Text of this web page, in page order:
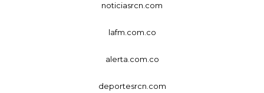
noticiasrcn.com
lafm.com.co
alerta.com.co
deportesrcn.com